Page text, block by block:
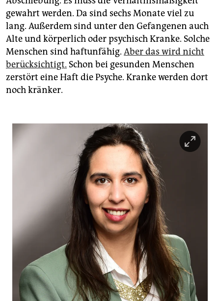
gewahrt werden. Da sind sechs Monate viel zu
lang. Außerdem sind unter den Gefangenen auch
Alte und körperlich oder psychisch Kranke. Solche
Menschen sind haftunfähig. Aber das wird nicht
berücksichtigt. Schon bei gesunden Menschen
zerstört eine Haft die Psyche. Kranke werden dort
noch kränker.